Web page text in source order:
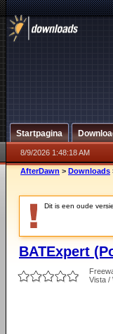
Startpagina
8/9/2026 1:48:18 AM
AfterDawn > Downloads
Dit is een oude
BATExpert
Vista /